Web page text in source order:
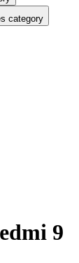
category
9